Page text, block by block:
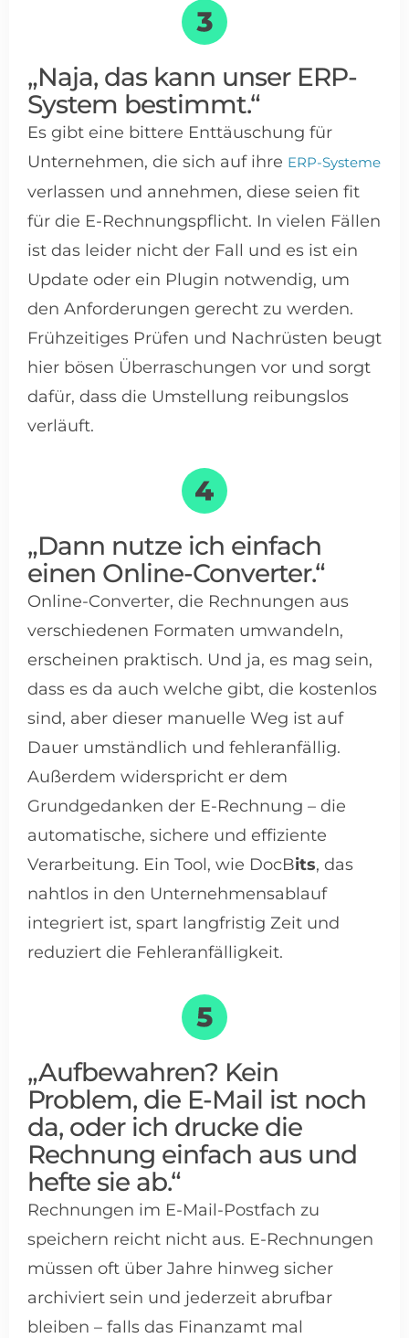
„Naja, das kann unser ERP-
System bestimmt.“
Es gibt eine bittere Enttäuschung für
Unternehmen, die sich auf ihre ERP-Systeme
verlassen und annehmen, diese seien fit
für die E-Rechnungspflicht. In vielen Fällen
ist das leider nicht der Fall und es ist ein
Update oder ein Plugin notwendig, um
den Anforderungen gerecht zu werden.
Frühzeitiges Prüfen und Nachrüsten beugt
hier bösen Überraschungen vor und sorgt
dafür, dass die Umstellung reibungslos
verläuft.
„Dann nutze ich einfach
einen Online-Converter.“
Online-Converter, die Rechnungen aus
verschiedenen Formaten umwandeln,
erscheinen praktisch. Und ja, es mag sein,
dass es da auch welche gibt, die kostenlos
sind, aber dieser manuelle Weg ist auf
Dauer umständlich und fehleranfällig.
Außerdem widerspricht er dem
Grundgedanken der E-Rechnung – die
automatische, sichere und effiziente
Verarbeitung. Ein Tool, wie DocBits, das
nahtlos in den Unternehmensablauf
integriert ist, spart langfristig Zeit und
reduziert die Fehleranfälligkeit.
„Aufbewahren? Kein
Problem, die E-Mail ist noch
da, oder ich drucke die
Rechnung einfach aus und
hefte sie ab.“
Rechnungen im E-Mail-Postfach zu
speichern reicht nicht aus. E-Rechnungen
müssen oft über Jahre hinweg sicher
archiviert sein und jederzeit abrufbar
bleiben – falls das Finanzamt mal